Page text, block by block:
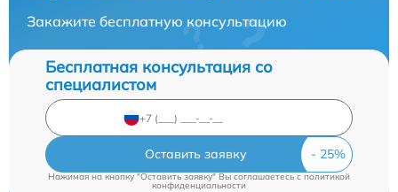
Закажите бесплатную консультацию
Бесплатная консультация со
специалистом
Оставить заявку
Нажимая на кнопку "Оставить заявку" Вы соглашаетесь cполитикой
конфиденциальности